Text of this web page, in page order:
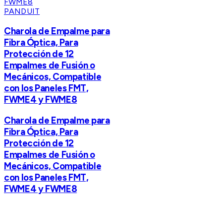
PANDUIT
Charola de Empalme para
Fibra Óptica, Para
Protección de 12
Empalmes de Fusión o
Mecánicos, Compatible
con los Paneles FMT,
FWME4 y FWME8
Charola de Empalme para
Fibra Óptica, Para
Protección de 12
Empalmes de Fusión o
Mecánicos, Compatible
con los Paneles FMT,
FWME4 y FWME8